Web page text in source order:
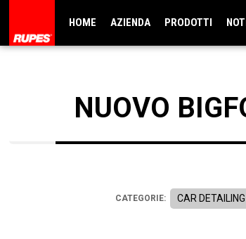
HOME AZIENDA PRODOTTI
NUOVO
CATEGORIE: CAR DETAILING